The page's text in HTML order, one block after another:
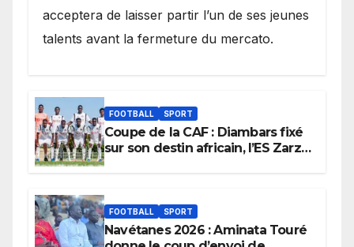
acceptera de laisser partir l’un de ses jeunes
talents avant la fermeture du mercato.
FOOTBALL SPORT
Coupe de la CAF : Diambars fixé
sur son destin africain, l’ES Zarzis
FOOTBALL SPORT
Navétanes 2026 : Aminata Touré